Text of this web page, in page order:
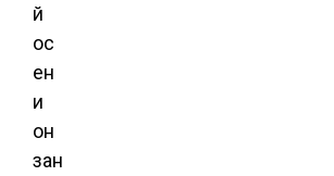
й
ос
ен
и
он
зан